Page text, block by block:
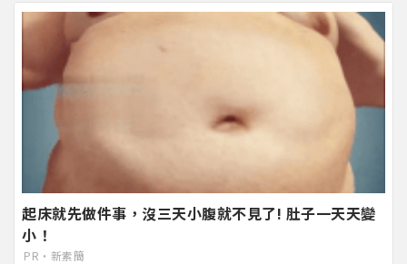
起床就先做件事，沒三天小腹就不見了! 肚子一天天變
小！
PR・新素簡